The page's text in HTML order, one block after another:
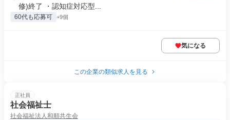
修)終了 ・認知症対応型...
60代も応募可 +9個
気になる
この企業の類似求人を見る
正社員
社会福祉士
社会福祉法人和順共生会